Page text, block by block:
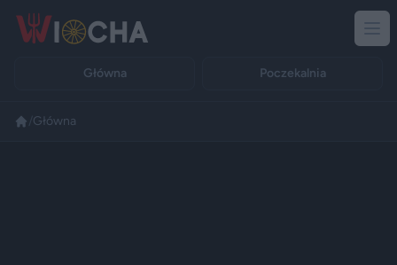
Główna Poczekalnia
Główna